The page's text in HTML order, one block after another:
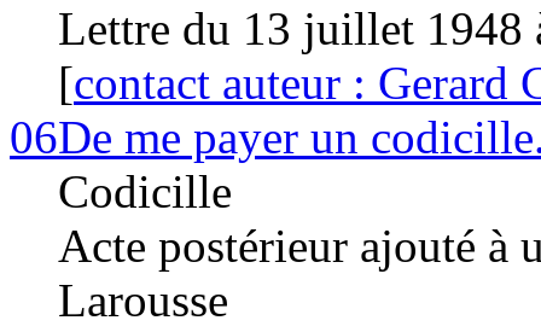
Lettre du 13 juillet 1948
[contact auteur : Gerard
06De me payer un
Codicille
Acte postérieur ajouté à
Larousse